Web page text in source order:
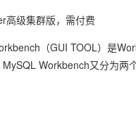
高级集群版，需付费
（GUI TOOL）是
Workbench又分为